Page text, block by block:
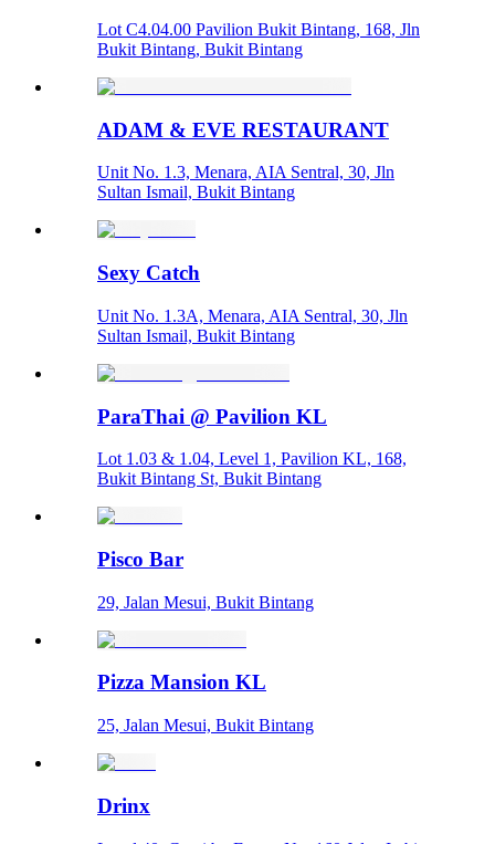
Lot C4.04.00 Pavilion Bukit Bintang, 168, Jln
Bukit Bintang, Bukit Bintang
ADAM & EVE RESTAURANT
Unit No. 1.3, Menara, AIA Sentral, 30, Jln
Sultan Ismail, Bukit Bintang
Sexy Catch
Unit No. 1.3A, Menara, AIA Sentral, 30, Jln
Sultan Ismail, Bukit Bintang
ParaThai @ Pavilion KL
Lot 1.03 & 1.04, Level 1, Pavilion KL, 168,
Bukit Bintang St, Bukit Bintang
Pisco Bar
29, Jalan Mesui, Bukit Bintang
Pizza Mansion KL
25, Jalan Mesui, Bukit Bintang
Drinx